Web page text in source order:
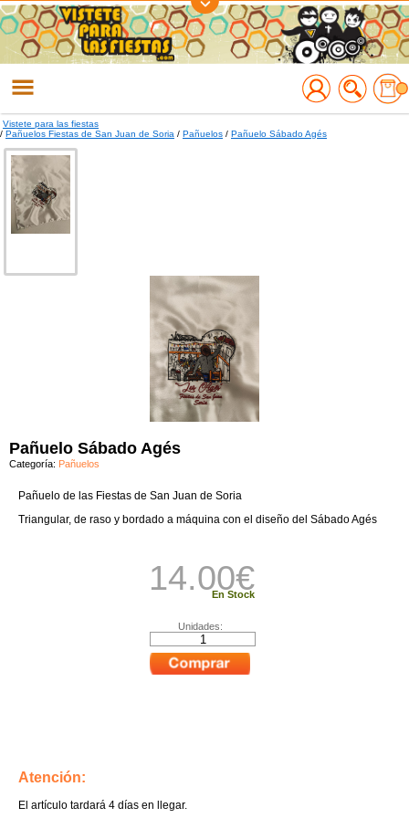
Regístrate
Accede
Vistete para las fiestas
/ Pañuelos Fiestas de San Juan de Soria / Pañuelos / Pañuelo Sábado Agés
Pañuelo Sábado Agés
Categoría: Pañuelos
Pañuelo de las Fiestas de San Juan de Soria
Triangular, de raso y bordado a máquina con el diseño del Sábado Agés
14.00€
En Stock
Unidades:
Atención:
El artículo tardará 4 días en llegar.